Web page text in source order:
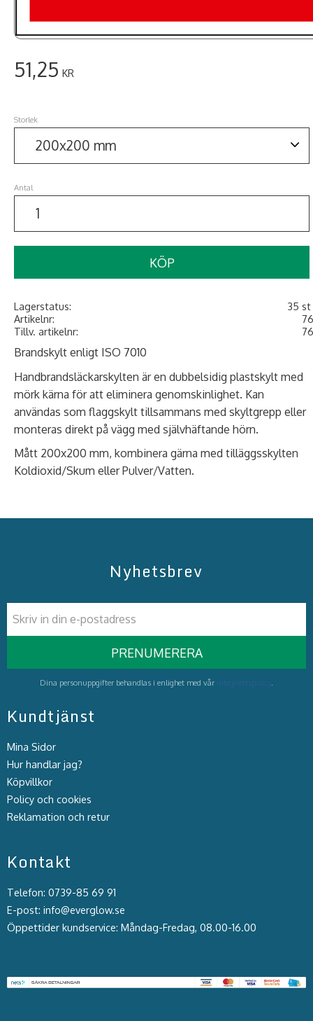
51,25 KR
Storlek
Antal
KÖP
Lagerstatus
35
Artikelnr
Tillv. artikelnr
Brandskylt enligt ISO 7010
Handbrandsläckarskylten är en dubbelsidig plastskylt med
mörk kärna för att eliminera genomskinlighet. Kan
användas som flaggskylt tillsammans med skyltgrepp eller
monteras direkt på vägg med självhäftande hörn.
Mått 200x200 mm, kombinera gärna med tilläggsskylten
Koldioxid/Skum eller Pulver/Vatten.
Nyhetsbrev
PRENUMERERA
Dina personuppgifter behandlas i enlighet med vår integritetspolicy.
Kundtjänst
Mina Sidor
Hur handlar jag?
Köpvillkor
Policy och cookies
Reklamation och retur
Kontakt
Telefon: 0739-85 69 91
E-post: info@everglow.se
Öppettider kundservice: Måndag-Fredag, 08.00-16.00